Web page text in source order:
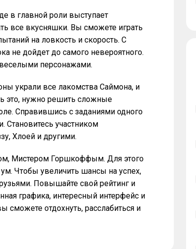
в главной роли выступает
все вкусняшки. Вы сможете играть
на ловкость и скорость. С
не дойдет до самого невероятного.
персонажами.
украли все лакомства Саймона, и
это, нужно решить сложные
Справившись с заданиями одного
Становитесь участником
Хлоей и другими.
Мистером Горшкоффым. Для этого
Чтобы увеличить шансы на успех,
Повышайте свой рейтинг и
графика, интересный интерфейс и
отдохнуть, расслабиться и